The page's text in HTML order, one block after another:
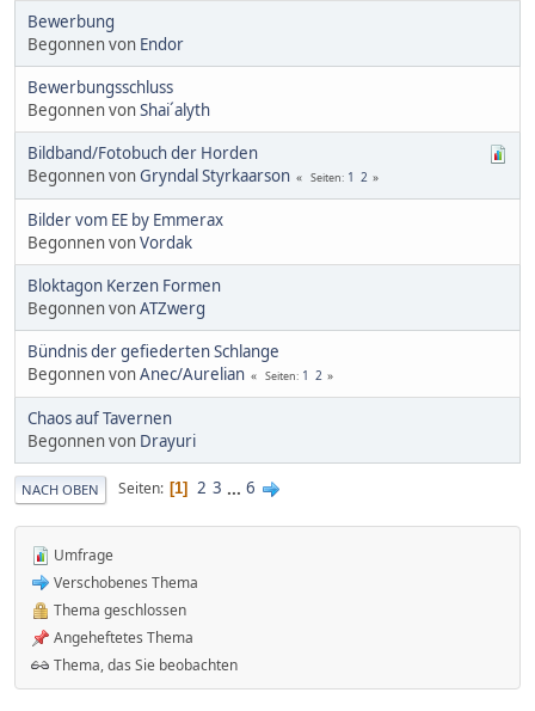
Bewerbung
Begonnen von Endor
Bewerbungsschluss
Begonnen vonShai´alyth
Bildband/Fotobuch der Horden
Begonnen vonGryndal Styrkaarson Seiten 1 2
Bilder vom EE by Emmerax
Begonnen vonVordak
Bloktagon Kerzen Formen
Begonnen vonATZwerg
Bündnis der gefiederten Schlange
Begonnen vonAnec/Aurelian Seiten 1 2
Chaos auf Tavernen
Begonnen von Drayuri
NACH OBEN Seiten 1 2 3 ... 6
Umfrage
Verschobenes Thema
Thema geschlossen
Angeheftetes Thema
Thema, das Sie beobachten